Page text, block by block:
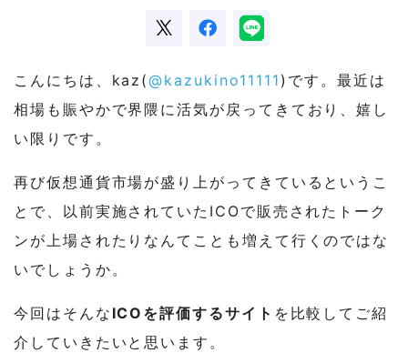
こんにちは、kaz(@kazukino11111 )です。最近は
相場も賑やかで界隈に活気が戻ってきており、嬉し
い限りです。
再び仮想通貨市場が盛り上がってきているというこ
とで、以前実施されていたICOで販売されたトーク
ンが上場されたりなんてことも増えて行くのではな
いでしょうか。
今回はそんな ICOを評価するサイト を比較してご紹
介していきたいと思います。